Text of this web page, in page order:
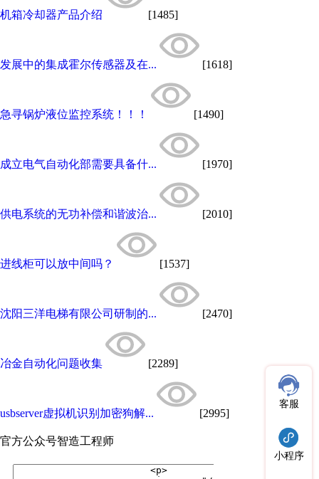
机箱冷却器产品介绍 [1485]
发展中的集成霍尔传感器及在... [1618]
急寻锅炉液位监控系统！！！ [1490]
成立电气自动化部需要具备什... [1970]
供电系统的无功补偿和谐波治... [2010]
进线柜可以放中间吗？ [1537]
沈阳三洋电梯有限公司研制的... [2470]
冶金自动化问题收集 [2289]
usbserver虚拟机识别加密狗解... [2995]
官方公众号智造工程师
客服
小程序